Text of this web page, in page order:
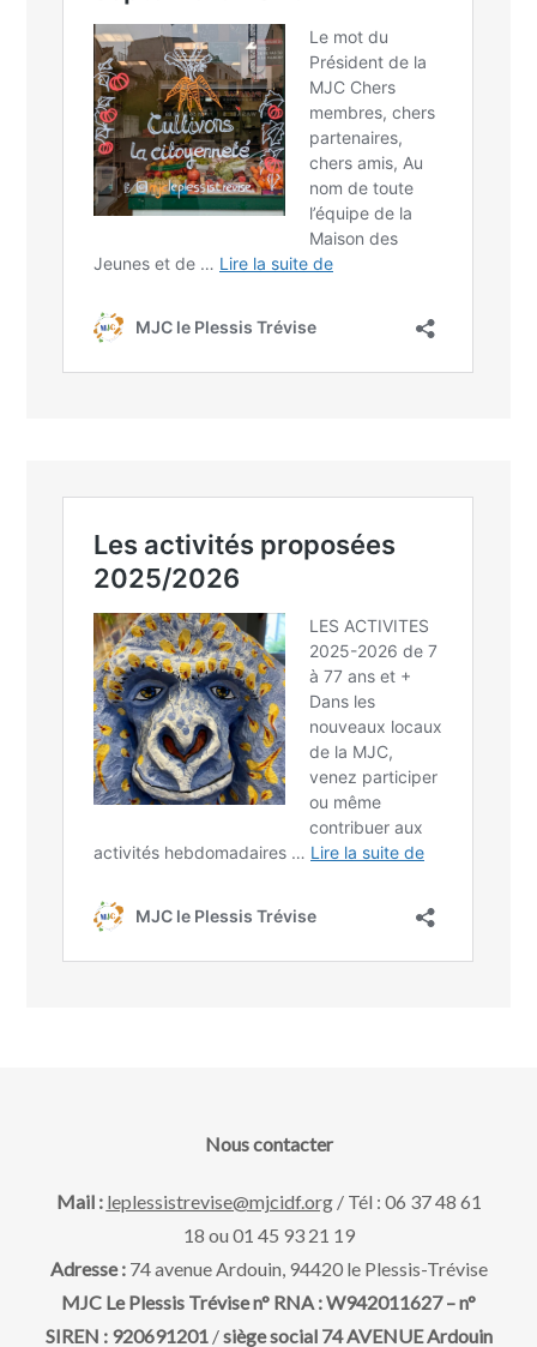
Nous contacter
Mail : leplessistrevise@mjcidf.org/ Tél : 06 37 48 61
18 ou 01 45 93 21 19
Adresse : 74 avenue Ardouin, 94420 le Plessis-Trévise
MJC Le Plessis Trévise n° RNA : W942011627 – n°
SIREN : 920691201/siège social 74 AVENUE Ardouin